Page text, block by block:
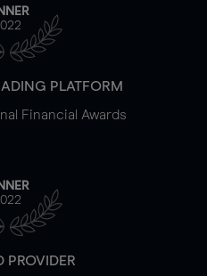
PLATFORM
Financial Awards
PROVIDER